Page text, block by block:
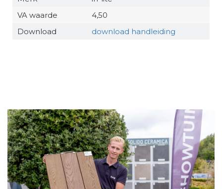
VA waarde
4,50
Download
download handleiding